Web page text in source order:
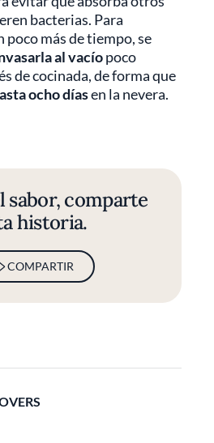
bacterias. Para
poco más de tiempo, se
al vacíopoco
de cocinada, de forma que
ocho díasen la nevera.
sabor, comparte
historia.
COMPARTIR